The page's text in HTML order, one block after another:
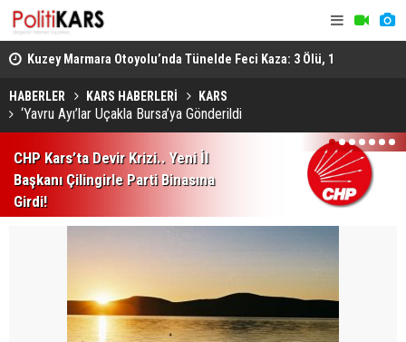
Kuzey Marmara Otoyolu’nda Tünelde Feci Kaza: 3 Ölü, 1
Ağır Yaralı
HABERLER KARS HABERLERİ KARS
‘Yavru Ayı’lar Uçakla Bursa’ya Gönderildi
CHP Kars’ta Devir Krizi.. Yeni İl
Başkanı Çilingirle Parti Binasına
Girdi!
1 2 3 4 5 6 7